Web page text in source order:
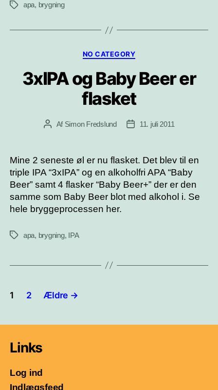
Tagsapa, brygning
Kategorier
NO CATEGORY
3xIPA og Baby Beer er
flasket
Indlægsforfatter
Af Simon Fredslund Indlægsdato
11. juli 2011
Mine 2 seneste øl er nu flasket. Det blev til en
triple IPA “3xIPA” og en alkoholfri APA “Baby
Beer” samt 4 flasker “Baby Beer+” der er den
samme som Baby Beer blot med alkohol i. Se
hele bryggeprocessen her.
Tagsapa, brygning, IPA
Indlægsinddeling
1 2 Ældre →
Links
Log ind
Indlægsfeed